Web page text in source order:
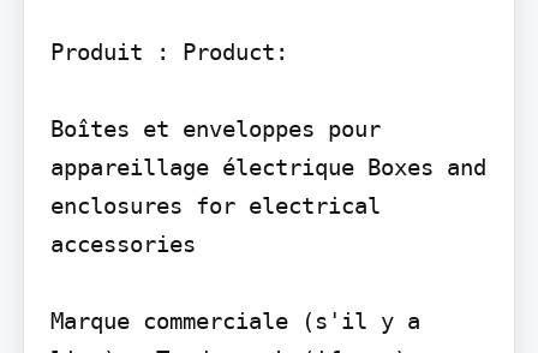
Produit : Product:
Boîtes et enveloppes pour
appareillage électrique Boxes and
enclosures for electrical
accessories
Marque commerciale (s'il y a